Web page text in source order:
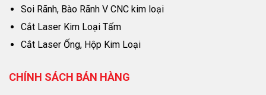
Soi Rãnh, Bào Rãnh V CNC kim loại
Cắt Laser Kim Loại Tấm
Cắt Laser Ống, Hộp Kim Loại
CHÍNH SÁCH BÁN HÀNG